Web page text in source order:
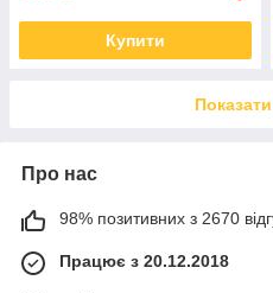
Купити
Про нас
98% позитивних з 2670
Працює з 20.12.2018